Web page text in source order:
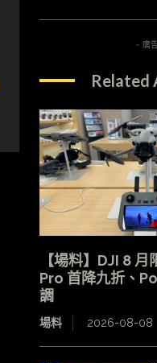
- 廣
Related
【場料】DJI 8
Pro 首降九折、
調
場料 2026-08-08